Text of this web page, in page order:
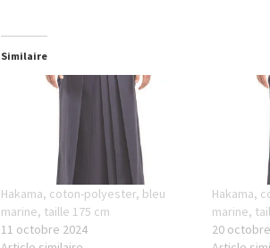
Similaire
Hakama, coton-polyester, bleu
marine, taille 175 cm
11 octobre 2024
Hakama,
marine,
20